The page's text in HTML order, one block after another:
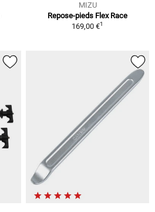
MIZU
Repose-pieds Flex Race
169,00 €1